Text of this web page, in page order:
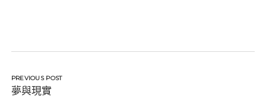
PREVIOUS POST
夢與現實